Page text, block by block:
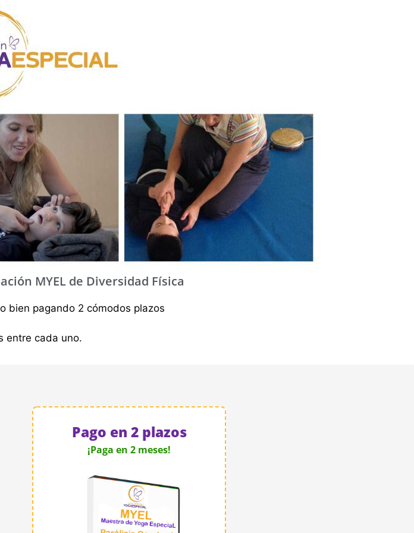
MYEL de Diversidad Física
bien pagando 2 cómodos plazos
entre cada uno.
Pago en 2 plazos
¡Paga en 2 meses!